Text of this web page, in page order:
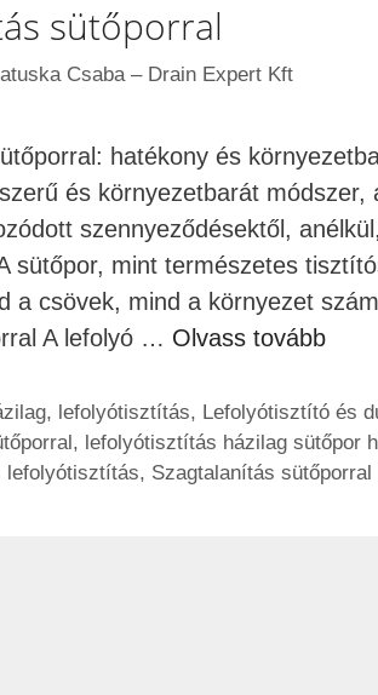
sütőporral
Csaba – Drain Expert Kft
hatékony és
és környezetbarát
szennyeződésektől,
sütőpor, mint természetes
a csövek, mind a környezet
A lefolyó … Olvass tovább
, lefolyótisztítás, Lefolyótisztító és
, lefolyótisztítás házilag sütőpor
lefolyótisztítás, Szagtalanítás sütőporral